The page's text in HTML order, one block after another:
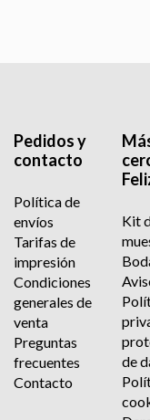
Pedidos y
contacto
Política de
envíos
Tarifas de
impresión
Condiciones
generales de
venta
Preguntas
frecuentes
Contacto
Kit
de